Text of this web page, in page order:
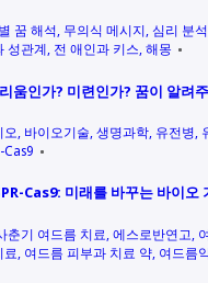
꿈 해석 무의식 메시지 심리 분석
성관계 전 애인과 키스 해몽
움인가? 미련인가? 꿈이 알려
오 바이오기술 생명과학 유전병
Cas9
Cas9: 미래를 바꾸는 바이오
춘기 여드름 치료 에스로반연고
료 여드름 피부과 치료 약 여드름